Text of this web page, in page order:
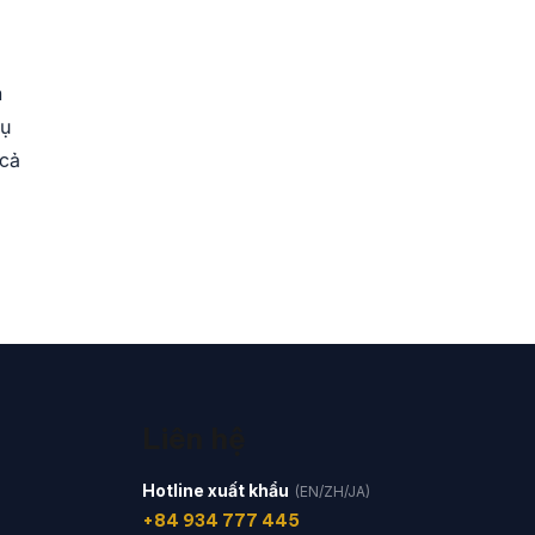
Hotline xuất khẩu (EN/ZH/JA)
+84 934 777 445